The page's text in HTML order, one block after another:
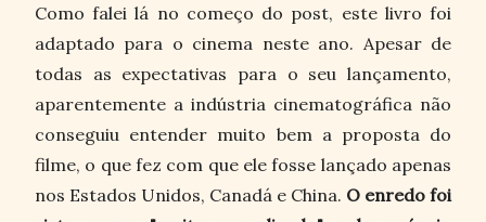
Como falei lá no começo do post, este livro foi
adaptado para o cinema neste ano. Apesar de
todas as expectativas para o seu lançamento,
aparentemente a indústria cinematográfica não
conseguiu entender muito bem a proposta do
filme, o que fez com que ele fosse lançado apenas
nos Estados Unidos, Canadá e China. O enredo foi